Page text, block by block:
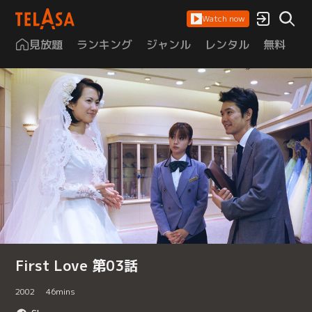
Watch now
見放題 ランキング ジャンル レンタル 無料
First Love 第03話
2002 46mins